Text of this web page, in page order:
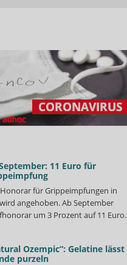
11 Euro für
Honorar für Grippeimpfungen in
angehoben. Ab September
um 3 Prozent auf 11 Euro.
Ozempic“: Gelatine lässt
purzeln